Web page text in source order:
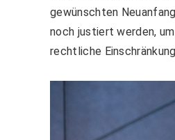
gewünschten
noch justiert werden,
rechtliche